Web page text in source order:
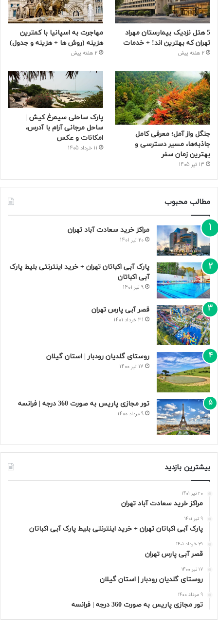
5 هتل نزدیک بیمارستان مهراد
تهران که بهترین‌ اند! + خدمات
2 هفته پیش
مهاجرت به اسپانیا با کمترین
هزینه (روش ها + هزینه و جدول)
2 هفته پیش
جنگل واز آمل؛ معرفی کامل
جاذبه‌ها، مسیر دسترسی و
بهترین زمان سفر
13 تیر 1405
پارک ساحلی سیمرغ کیش |
ساحل مرجانی آرام با آدرس،
امکانات و عکس
11 خرداد 1405
مطالب محبوب
مراکز خرید سعادت‌ آباد تهران
20 تیر 1401
پارک آبی اکباتان تهران + خرید اینترنتی بلیط پارک
آبی اکباتان
9 تیر 1401
قصر آبی پارس تهران
31 خرداد 1401
روستای گلدیان رودبار | استان گیلان
17 تیر 1400
تور مجازی پاریس به صورت 360 درجه | فرانسه
9 مرداد 1400
بیشترین بازدید
20 تیر 1401
مراکز خرید سعادت‌ آباد تهران
9 تیر 1401
پارک آبی اکباتان تهران + خرید اینترنتی بلیط پارک آبی اکباتان
31 خرداد 1401
قصر آبی پارس تهران
17 تیر 1400
روستای گلدیان رودبار | استان گیلان
9 مرداد 1400
تور مجازی پاریس به صورت 360 درجه | فرانسه